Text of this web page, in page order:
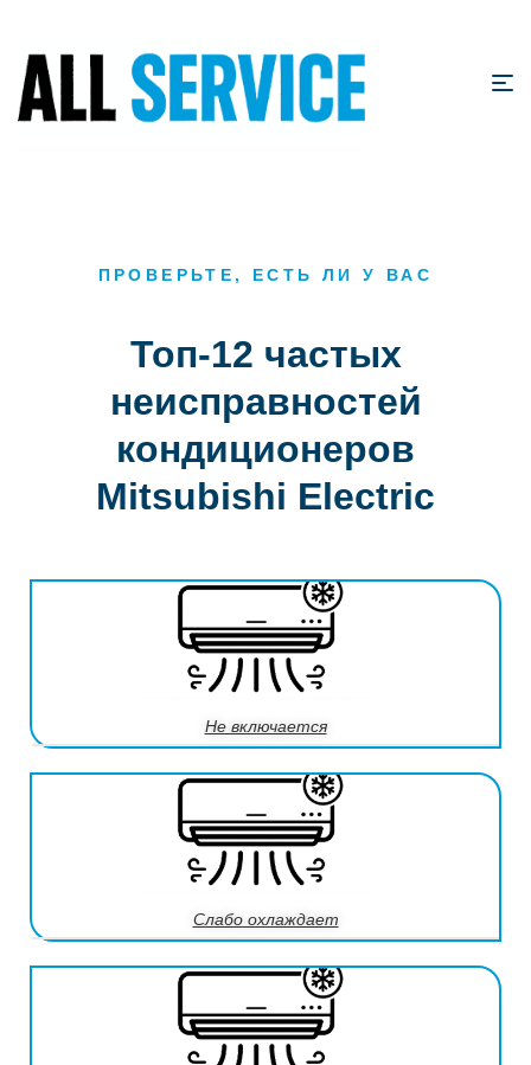
ПРОВЕРЬТЕ, ЕСТЬ ЛИ У ВАС
Топ-12 частых
неисправностей
кондиционеров
Mitsubishi Electric
Не включается
Слабо охлаждает